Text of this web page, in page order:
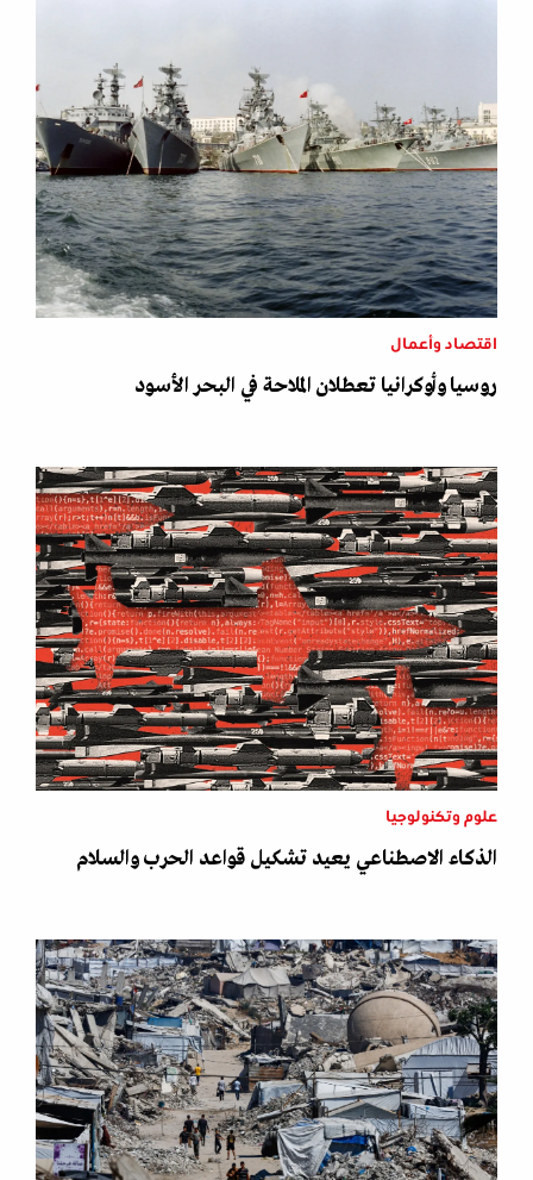
اقتصاد وأعمال
روسيا وأوكرانيا تعطلان الملاحة في البحر الأسود
علوم وتكنولوجيا
الذكاء الاصطناعي يعيد تشكيل قواعد الحرب والسلام